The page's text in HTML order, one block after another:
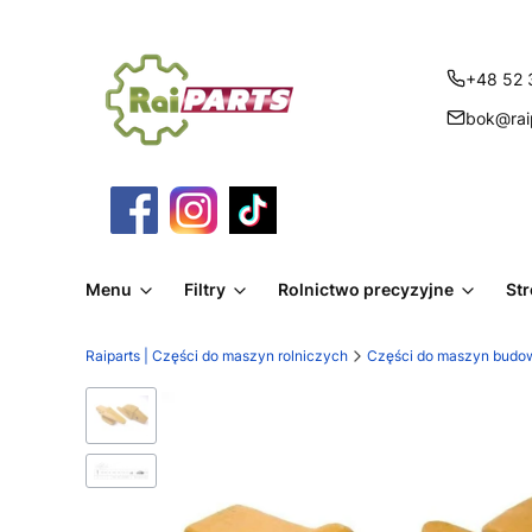
+48 52
Menu Filtry Rolnictwo precyzyjne
Raiparts | Części do maszyn rolniczych Części do maszyn